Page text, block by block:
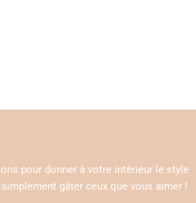
pour donner à votre intérieur le style
gâter ceux que vous aimer !